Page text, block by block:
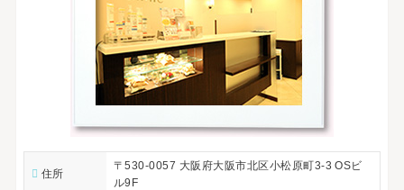
住所
〒530-0057 大阪府大阪市北区小松原町3-3 OSビ
ル9F